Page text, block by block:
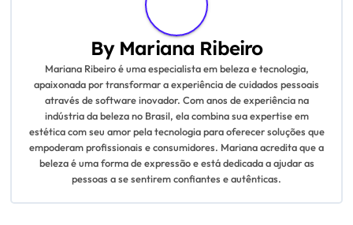
t
By Mariana Ribeiro
Mariana Ribeiro é uma especialista em beleza e tecnologia,
apaixonada por transformar a experiência de cuidados pessoais
através de software inovador. Com anos de experiência na
indústria da beleza no Brasil, ela combina sua expertise em
estética com seu amor pela tecnologia para oferecer soluções que
empoderam profissionais e consumidores. Mariana acredita que a
beleza é uma forma de expressão e está dedicada a ajudar as
pessoas a se sentirem confiantes e autênticas.